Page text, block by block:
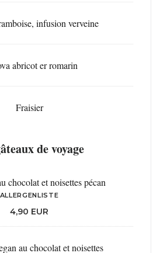
infusion verveine
abricot er romarin
Fraisier
de voyage
chocolat et noisettes pécan
ALLERGENLISTE
4,90 EUR
au chocolat et noisettes